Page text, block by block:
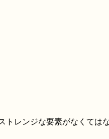
レンジな要素がなくてはな